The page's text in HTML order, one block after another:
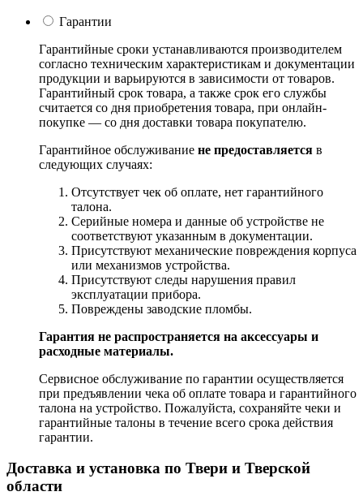
Гарантии
Гарантийные сроки устанавливаются производителем
согласно техническим характеристикам и документации
продукции и варьируются в зависимости от товаров.
Гарантийный срок товара, а также срок его службы
считается со дня приобретения товара, при онлайн-
покупке — со дня доставки товара покупателю.
Гарантийное обслуживание не предоставляется в
следующих случаях:
Отсутствует чек об оплате, нет гарантийного
талона.
Серийные номера и данные об устройстве не
соответствуют указанным в документации.
Присутствуют механические повреждения корпуса
или механизмов устройства.
Присутствуют следы нарушения правил
эксплуатации прибора.
Повреждены заводские пломбы.
Гарантия не распространяется на аксессуары и
расходные материалы.
Сервисное обслуживание по гарантии осуществляется
при предъявлении чека об оплате товара и гарантийного
талона на устройство. Пожалуйста, сохраняйте чеки и
гарантийные талоны в течение всего срока действия
гарантии.
Доставка и установка по Твери и Тверской
области